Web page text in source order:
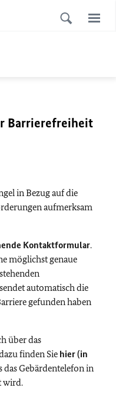
Barrierefreiheit
in Bezug auf die
aufmerksam
Kontaktformular.
möglichst genaue
automatisch die
gefunden haben
über das
finden Sie hier (in
das Gebärdentelefon in
wird.